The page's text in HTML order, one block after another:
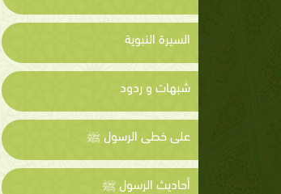
السيرة النبوية
شبهات و ردود
على خطى الرسول ﷺ
أحاديث الرسول ﷺ